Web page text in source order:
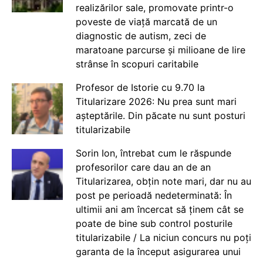
realizărilor sale, promovate printr-o
poveste de viață marcată de un
diagnostic de autism, zeci de
maratoane parcurse și milioane de lire
strânse în scopuri caritabile
Profesor de Istorie cu 9.70 la
Titularizare 2026: Nu prea sunt mari
așteptările. Din păcate nu sunt posturi
titularizabile
Sorin Ion, întrebat cum le răspunde
profesorilor care dau an de an
Titularizarea, obțin note mari, dar nu au
post pe perioadă nedeterminată: În
ultimii ani am încercat să ținem cât se
poate de bine sub control posturile
titularizabile / La niciun concurs nu poți
garanta de la început asigurarea unui